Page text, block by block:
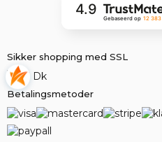
4.9
Gebaseerd op 12 383
Sikker shopping med SSL
Betalingsmetoder